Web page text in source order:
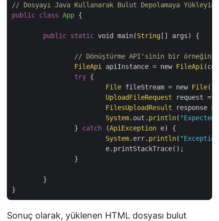
// Dosyayı Java Kullanarak Bulut Depolamaya Yükleyin
public class App {
public static void main(String [] args) {
FileApi apiInstance = new FileApi
try {
File fileStream = new File(
UploadFileRequest request =
FilesUploadResult response
System.out. println(
		}
catch (ApiException e) {
System.err. println(
Sonuç olarak, yüklenen HTML dosyası bulut